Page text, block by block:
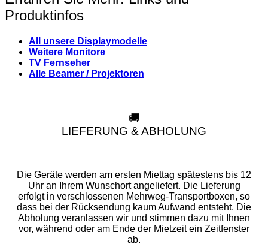
Produktinfos
All unsere Displaymodelle
Weitere Monitore
TV Fernseher
Alle Beamer / Projektoren
🚚
LIEFERUNG & ABHOLUNG
Die Geräte werden am ersten Miettag spätestens bis 12
Uhr an Ihrem Wunschort angeliefert. Die Lieferung
erfolgt in verschlossenen Mehrweg-Transportboxen, so
dass bei der Rücksendung kaum Aufwand entsteht. Die
Abholung veranlassen wir und stimmen dazu mit Ihnen
vor, während oder am Ende der Mietzeit ein Zeitfenster
ab.